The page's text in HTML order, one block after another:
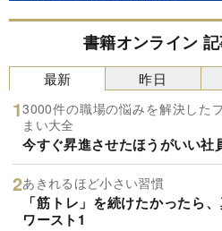
書籍オンライン
最新
3000件の職場の悩みを解決した
まい大全
今すぐ昇進させたほうがいい社
あきれるほど小さい習慣
「筋トレ」を続けたかったら
ワースト1
昨日